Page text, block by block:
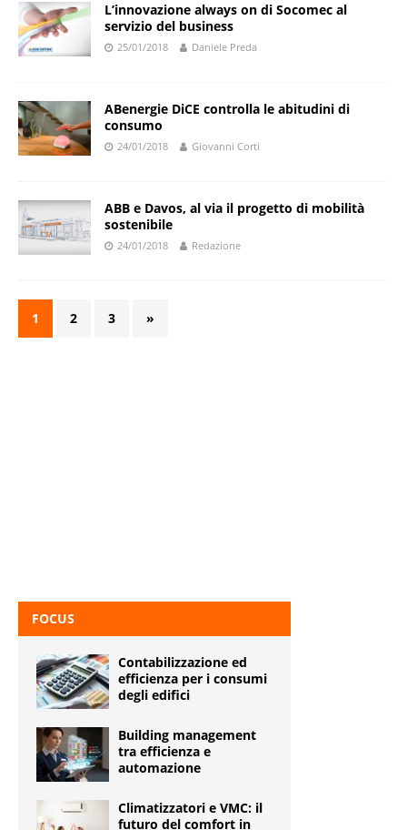
L’innovazione always on di Socomec al
servizio del business
25/01/2018 Daniele Preda
ABenergie DiCE controlla le abitudini di
consumo
24/01/2018 Giovanni Corti
ABB e Davos, al via il progetto di mobilità
sostenibile
24/01/2018 Redazione
1 2 3 »
FOCUS
Contabilizzazione ed
efficienza per i consumi
degli edifici
Building management
tra efficienza e
automazione
Climatizzatori e VMC: il
futuro del comfort in